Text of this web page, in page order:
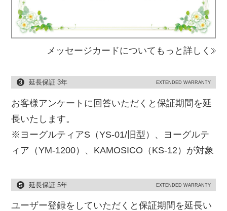
メッセージカードについてもっと詳しく
延長保証 3年 EXTENDED WARRANTY
お客様アンケートに回答いただくと保証期間を延
長いたします。
※ヨーグルティアS（YS-01/旧型）、ヨーグルテ
ィア（YM-1200）、KAMOSICO（KS-12）が対象
延長保証 5年 EXTENDED WARRANTY
ユーザー登録をしていただくと保証期間を延長い